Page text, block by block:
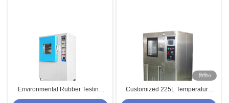
Environmental Rubber Testing
Machine With Automatic
ভিডিও
Customized 225L Temperature
Humidity Chambers ,